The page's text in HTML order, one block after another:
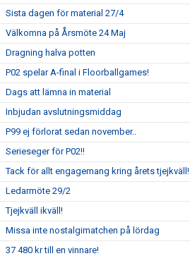
Sista dagen för material 27/4
Välkomna på Årsmöte 24 Maj
Dragning halva potten
P02 spelar A-final i Floorballgames!
Dags att lämna in material
Inbjudan avslutningsmiddag
P99 ej förlorat sedan november..
Serieseger för P02!!
Tack för allt engagemang kring årets tjejkväll!
Ledarmöte 29/2
Tjejkväll ikväll!
Missa inte nostalgimatchen på lördag
37 480 kr till en vinnare!